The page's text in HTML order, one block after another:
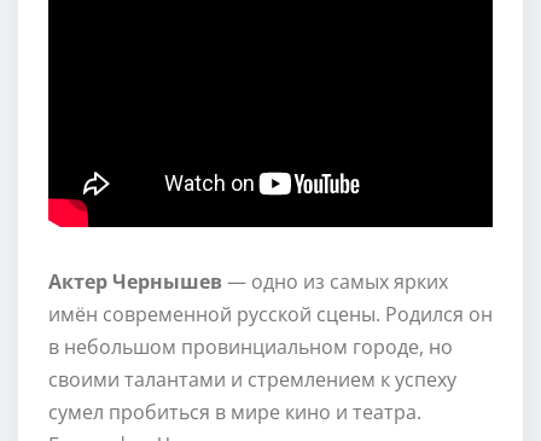
Актер Чернышев— одно из самых ярких
имён современной русской сцены. Родился он
в небольшом провинциальном городе, но
своими талантами и стремлением к успеху
сумел пробиться в мире кино и театра.